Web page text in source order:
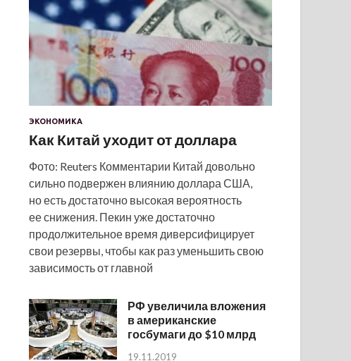
ЭКОНОМИКА
Как Китай уходит от доллара
Фото: Reuters Комментарии Китай довольно
сильно подвержен влиянию доллара США,
но есть достаточно высокая вероятность
ее снижения. Пекин уже достаточно
продолжительное время диверсифицирует
свои резервы, чтобы как раз уменьшить свою
зависимость от главной
РФ увеличила вложения
в американские
госбумаги до $10 млрд
19.11.2019